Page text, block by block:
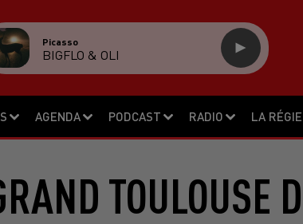
AGENDA PODCAST RADIO LA
Picasso
BIGFLO & OLI